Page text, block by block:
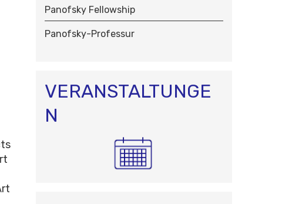
Panofsky Fellowship
Panofsky-Professur
VERANSTALTUNGE
N